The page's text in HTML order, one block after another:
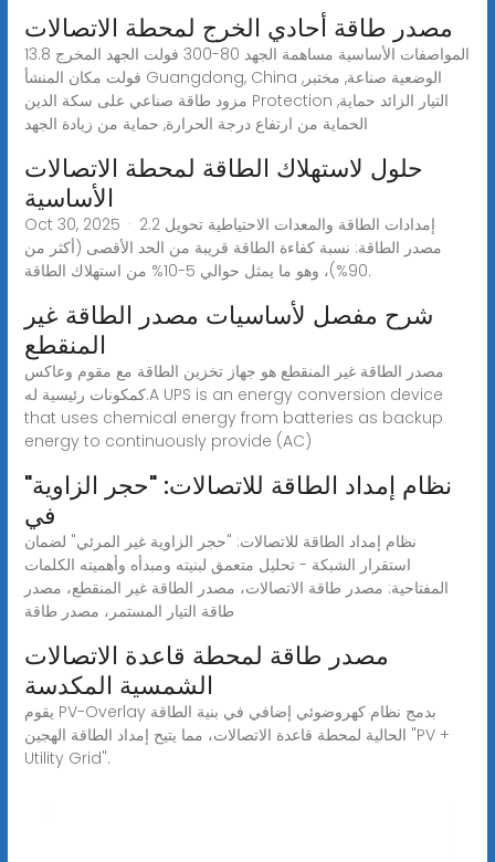
مصدر طاقة أحادي الخرج لمحطة الاتصالات
المواصفات الأساسية مساهمة الجهد 80-300 فولت الجهد المخرج 13.8
فولت مكان المنشأ Guangdong, China الوضعية صناعة, مختبر,
مزود طاقة صناعي على سكة الدين Protection التيار الزائد حماية,
الحماية من ارتفاع درجة الحرارة, حماية من زيادة الجهد
حلول لاستهلاك الطاقة لمحطة الاتصالات
الأساسية
Oct 30, 2025 · 2.2 إمدادات الطاقة والمعدات الاحتياطية تحويل
مصدر الطاقة: نسبة كفاءة الطاقة قريبة من الحد الأقصى (أكثر من
90%)، وهو ما يمثل حوالي 5-10% من استهلاك الطاقة.
شرح مفصل لأساسيات مصدر الطاقة غير
المنقطع
مصدر الطاقة غير المنقطع هو جهاز تخزين الطاقة مع مقوم وعاكس
كمكونات رئيسية له.A UPS is an energy conversion device
that uses chemical energy from batteries as backup
energy to continuously provide (AC)
نظام إمداد الطاقة للاتصالات: "حجر الزاوية"
في
نظام إمداد الطاقة للاتصالات: "حجر الزاوية غير المرئي" لضمان
استقرار الشبكة - تحليل متعمق لبنيته ومبدأه وأهميته الكلمات
المفتاحية: مصدر طاقة الاتصالات، مصدر الطاقة غير المنقطع، مصدر
طاقة التيار المستمر، مصدر طاقة
مصدر طاقة لمحطة قاعدة الاتصالات
الشمسية المكدسة
يقوم PV-Overlay بدمج نظام كهروضوئي إضافي في بنية الطاقة
الحالية لمحطة قاعدة الاتصالات، مما يتيح إمداد الطاقة الهجين "PV +
Utility Grid".